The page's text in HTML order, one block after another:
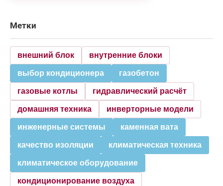
Метки
внешний блок внутренние блоки
выбор кондиционера газобетон
газовые котлы гидравлический расчёт
домашняя техника инверторные модели
инженерные системы каменная вата
качество изоляции климатическая техника
климатическое оборудование
кондиционирование воздуха